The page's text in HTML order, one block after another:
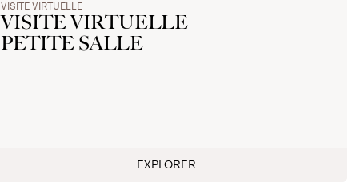
VISITE VIRTUELLE
VISITE VIRTUELLE
PETITE SALLE
EXPLORER